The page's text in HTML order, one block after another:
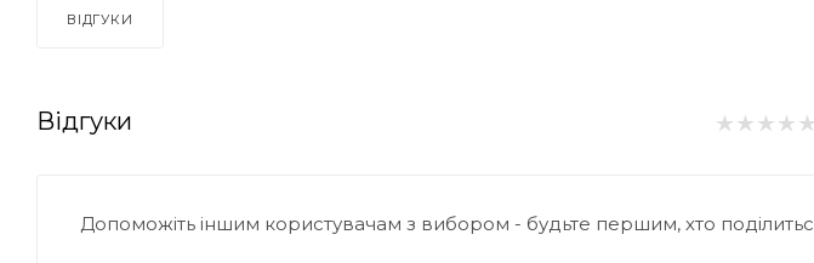
ВІДГУКИ
Відгуки
Допоможіть іншим користувачам з вибором - будьте першим, хто